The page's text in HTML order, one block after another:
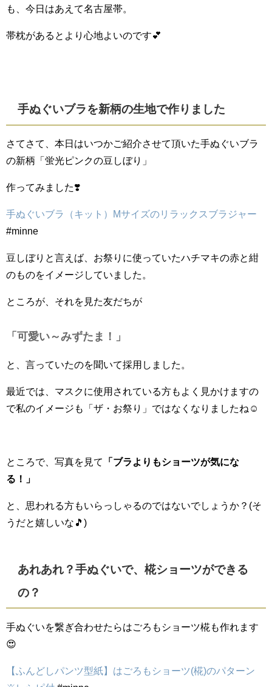
も、今日はあえて名古屋帯。
帯枕があるとより心地よいのです💕
手ぬぐいブラを新柄の生地で作りました
さてさて、本日はいつかご紹介させて頂いた手ぬぐいブラ
の新柄「蛍光ピンクの豆しぼり」
作ってみました❣️
手ぬぐいブラ（キット）Mサイズのリラックスブラジャー
#minne
豆しぼりと言えば、お祭りに使っていたハチマキの赤と紺
のものをイメージしていました。
ところが、それを見た友だちが
「可愛い～みずたま！」
と、言っていたのを聞いて採用しました。
最近では、マスクに使用されている方もよく見かけますの
で私のイメージも「ザ・お祭り」ではなくなりましたね☺️
ところで、写真を見て
「ブラよりもショーツが気にな
る！」
と、思われる方もいらっしゃるのではないでしょうか？(そ
うだと嬉しいな🎵)
あれあれ？手ぬぐいで、椛ショーツができる
の？
手ぬぐいを繋ぎ合わせたらはごろもショーツ椛も作れます
😍
【ふんどしパンツ型紙】はごろもショーツ(椛)のパターン